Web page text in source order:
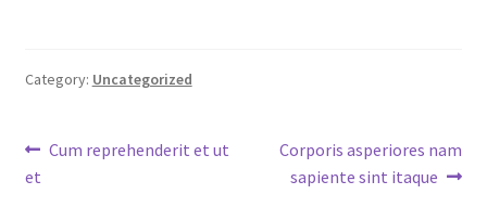
Category: Uncategorized
Post
navigation
Previous
Cum reprehenderit et ut
et
Next
post:
Corporis asperiores nam
sapiente sint itaque